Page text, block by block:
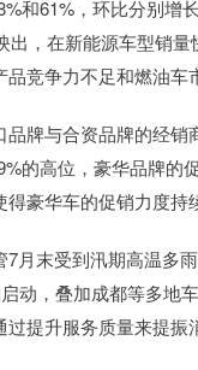
和61%，环比分别增
出，在新能源车型销
竞争力不足和燃油车
牌与合资品牌的经
的高位，豪华品牌
豪华车的促销力度持
月末受到汛期高温多
动，叠加成都等多地
提升服务质量来提振